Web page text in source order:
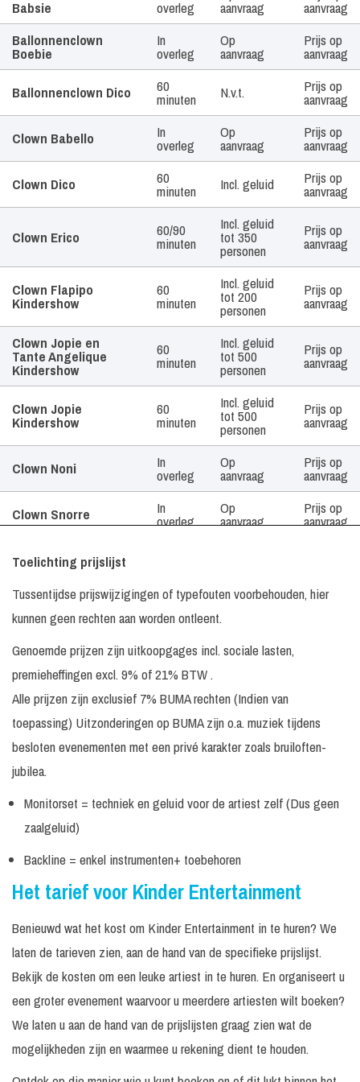
Babsie overleg aanvraag
aanvraag
Ballonnenclown
Boebie
In
overleg
Op
aanvraag
Prijs op
aanvraag
Ballonnenclown Dico 60
minuten N.v.t. Prijs op
aanvraag
Clown Babello In
overleg
Op
aanvraag
Prijs op
aanvraag
Clown Dico 60
minuten Incl. geluid Prijs op
aanvraag
Clown Erico 60/90
minuten
Incl. geluid
tot 350
personen
Prijs op
aanvraag
Clown Flapipo
Kindershow
60
minuten
Incl. geluid
tot 200
personen
Prijs op
aanvraag
Clown Jopie en
Tante Angelique
Kindershow
60
minuten
Incl. geluid
tot 500
personen
Prijs op
aanvraag
Clown Jopie
Kindershow
60
minuten
Incl. geluid
tot 500
personen
Prijs op
aanvraag
Clown Noni In
overleg
Op
aanvraag
Prijs op
aanvraag
Clown Snorre In
overleg
Op
aanvraag
Prijs op
aanvraag
Clown Zassie
Kindershow
Gerritje Grijpgraag
en Clown Dompie
4 x 45
minuten
Prijs op
Het Te Gekke
Clowns Team
3 Clowns In
overleg N.v.t.
4 Clowns overleg N.v.t. aanvraag
overleg aanvraag
aanvraag
Okkie`s Fun and
Sem de Vries
Entertainer Sem de
Vries
In
overleg
Op
aanvraag
Prijs op
aanvraag
Music & Comedy overleg aanvraag aanvraag
FF Knallen met z\'n alle overleg aanvraag aanvraag
4 x 45
minuten
Prijs op
aanvraag
Toelichting prijslijst
Tussentijdse prijswijzigingen of typefouten voorbehouden, hier
kunnen geen rechten aan worden ontleent.
Genoemde prijzen zijn uitkoopgages incl. sociale lasten,
premieheffingen excl. 9% of 21% BTW .
Alle prijzen zijn exclusief 7% BUMA rechten (Indien van
toepassing) Uitzonderingen op BUMA zijn o.a. muziek tijdens
besloten evenementen met een privé karakter zoals bruiloften-
jubilea.
Monitorset = techniek en geluid voor de artiest zelf (Dus geen
zaalgeluid)
Backline = enkel instrumenten+ toebehoren
Het tarief voor Kinder Entertainment
Benieuwd wat het kost om Kinder Entertainment in te huren? We
laten de tarieven zien, aan de hand van de specifieke prijslijst.
Bekijk de kosten om een leuke artiest in te huren. En organiseert u
een groter evenement waarvoor u meerdere artiesten wilt boeken?
We laten u aan de hand van de prijslijsten graag zien wat de
mogelijkheden zijn en waarmee u rekening dient te houden.